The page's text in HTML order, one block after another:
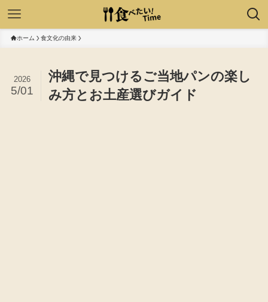
ホーム 食文化の由来
沖縄で見つけるご当地パンの楽し
み方とお土産選びガイド
2026
5/01